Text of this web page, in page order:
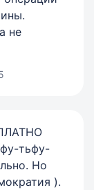
не
тьфу-
Но
).